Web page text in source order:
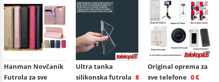
Hanman Novčanik
Futrola za sve
Ultra tanka
silikonska futrola 8
Original oprema za
sve telefone 0 €